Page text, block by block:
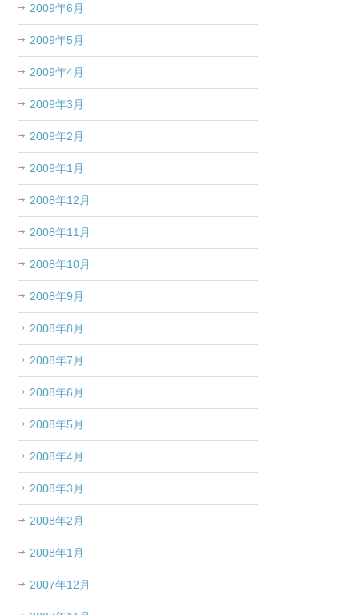
2009年6月
2009年5月
2009年4月
2009年3月
2009年2月
2009年1月
2008年12月
2008年11月
2008年10月
2008年9月
2008年8月
2008年7月
2008年6月
2008年5月
2008年4月
2008年3月
2008年2月
2008年1月
2007年12月